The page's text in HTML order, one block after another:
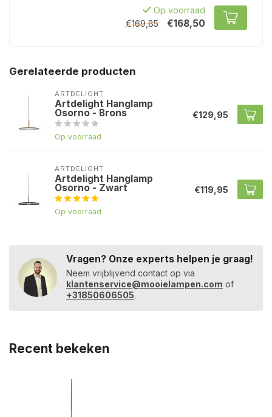
Op voorraad
€169,85
€168,50
Gerelateerde producten
ARTDELIGHT
Artdelight Hanglamp
Osorno - Brons
Op voorraad
€129,95
ARTDELIGHT
Artdelight Hanglamp
Osorno - Zwart
Op voorraad
€119,95
Vragen? Onze experts helpen je graag!
Neem vrijblijvend contact op via
klantenservice@mooielampen.com of
+31850606505.
Recent bekeken